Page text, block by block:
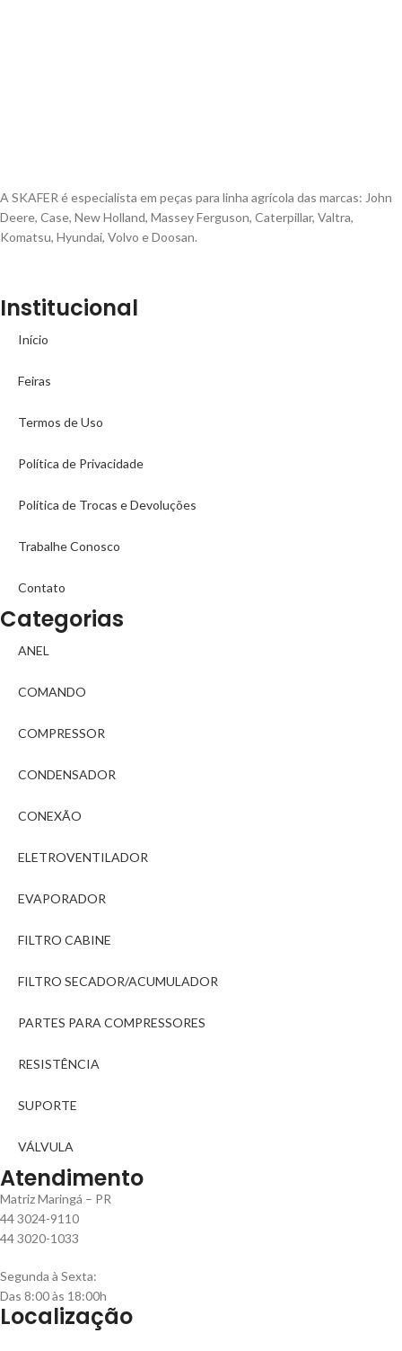
A SKAFER é especialista em peças para linha agrícola das marcas: John
Deere, Case, New Holland, Massey Ferguson, Caterpillar, Valtra,
Komatsu, Hyundai, Volvo e Doosan.
Institucional
Início
Feiras
Termos de Uso
Política de Privacidade
Política de Trocas e Devoluções
Trabalhe Conosco
Contato
Categorias
ANEL
COMANDO
COMPRESSOR
CONDENSADOR
CONEXÃO
ELETROVENTILADOR
EVAPORADOR
FILTRO CABINE
FILTRO SECADOR/ACUMULADOR
PARTES PARA COMPRESSORES
RESISTÊNCIA
SUPORTE
VÁLVULA
Atendimento
Matriz Maringá – PR
44 3024-9110
44 3020-1033
Segunda à Sexta:
Das 8:00 às 18:00h
Localização